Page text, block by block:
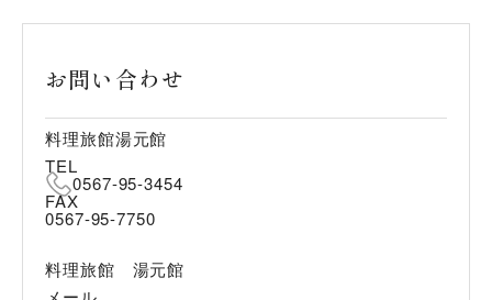
お問い合わせ
料理旅館湯元館
TEL
0567-95-3454
FAX
0567-95-7750
料理旅館 湯元館